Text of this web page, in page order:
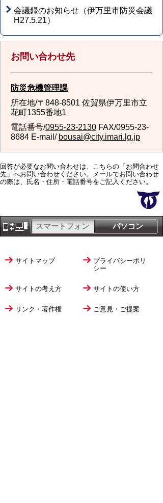
会議録のお知らせ（伊万里市防災会議
H27.5.21）
お問い合わせ先
防災危機管理課
所在地/〒848-8501 佐賀県伊万里市立
花町1355番地1
電話番号/0955-23-2130 FAX/0955-23-
8684 E-mail/ bousai@city.imari.lg.jp
回答が必要なお問い合わせは、こちらの「お問合わせ
先」へお問い合わせください。メールでお問い合わせ
の際は、氏名・住所・電話番号をご記入ください。
パソコン
スマートフォン
サイトマップ
プライバシーポリ
シー
サイトの考え方 サイトの使い方
リンク・著作権 ご意見・ご提案